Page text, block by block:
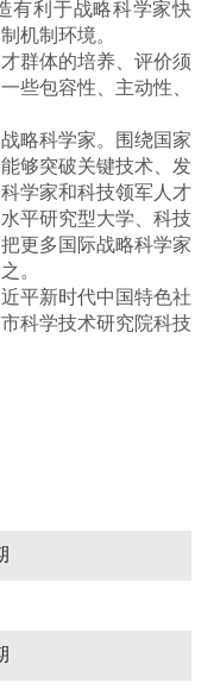
有利于战略科学家快
机制环境。
群体的培养、评价须
些包容性、主动性、
略科学家。围绕国家
够突破关键技术、发
学家和科技领军人才
平研究型大学、科技
更多国际战略科学家
。
平新时代中国特色社
科学技术研究院科技